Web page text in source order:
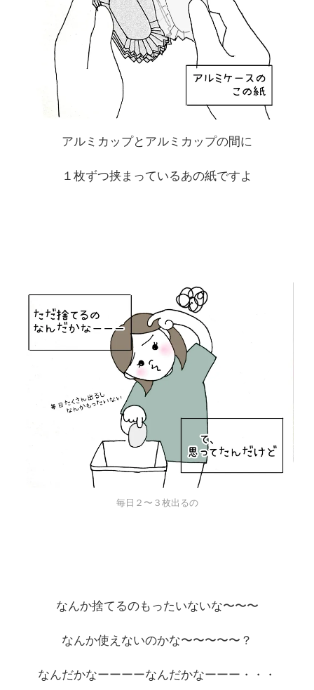
アルミカップとアルミカップの間に
１枚ずつ挟まっているあの紙ですよ
毎日２〜３枚出るの
なんか捨てるのもったいないな〜〜〜
なんか使えないのかな〜〜〜〜〜？
なんだかなーーーーなんだかなーーー・・・